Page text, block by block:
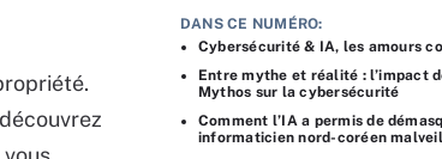
DANS CE NUMÉRO:
Cybersécurité & IA, les amours
Entre mythe et réalité : l’impact
Mythos sur la cybersécurité
Comment l’IA a permis de
informaticien nord-coréen